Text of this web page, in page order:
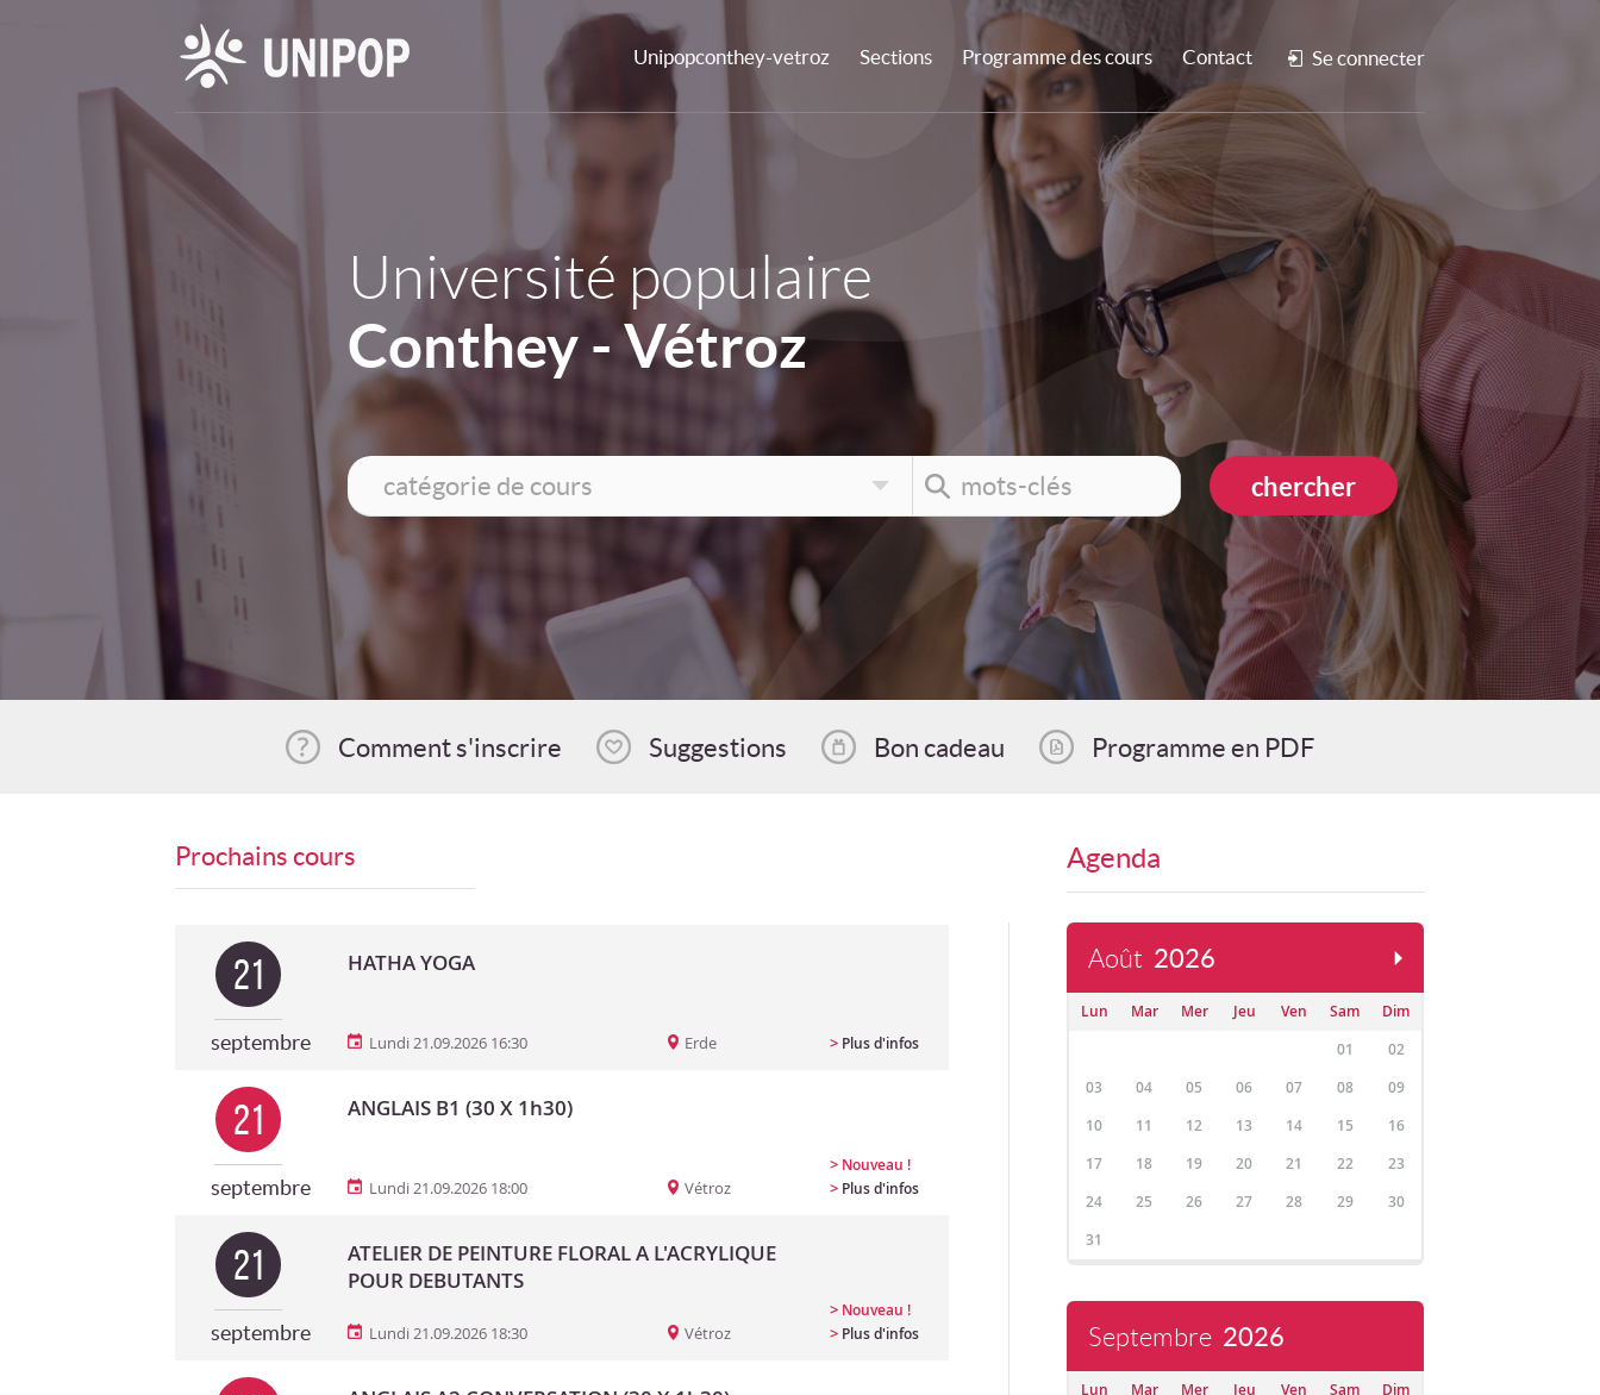
Unipopconthey-vetroz Sections Programme des cours Contact Se connecter
Université populaire
Conthey - Vétroz
Comment s'inscrire Suggestions Bon cadeau Programme en PDF
Prochains cours
21
septembre
HATHA YOGA
Lundi 21.09.2026 16:30 Erde > Plus d'infos
21
septembre
ANGLAIS B1 (30 X 1h30)
Lundi 21.09.2026 18:00 Vétroz
> Nouveau !
> Plus d'infos
21
septembre
ATELIER DE PEINTURE FLORAL A L'ACRYLIQUE
POUR DEBUTANTS
Lundi 21.09.2026 18:30 Vétroz
> Nouveau !
> Plus d'infos
Agenda
Août 2026
Lun Mar Mer Jeu Ven Sam
Dim
01
02
03
04 05 06 07 08
09
10
11 12 13 14 15
16
17
18 19 20 21 22
23
24
25 26 27 28 29
30
31
Septembre 2026
Lun Mar Mer Jeu Ven Sam
Dim